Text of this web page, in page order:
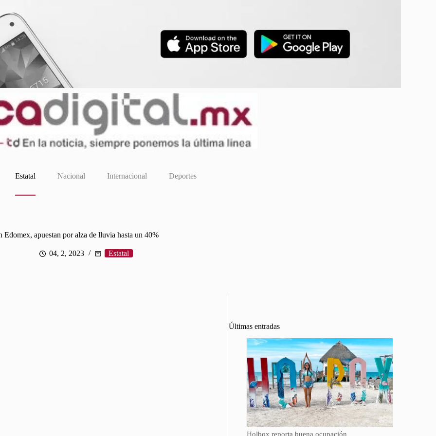
Estatal Nacional Internacional Deportes
Edomex, apuestan por alza de lluvia hasta un 40%
04, 2, 2023 Estatal
Últimas entradas
Holbox reporta buena ocupación